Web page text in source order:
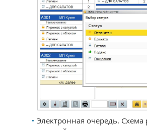
Электронная очередь. Схема